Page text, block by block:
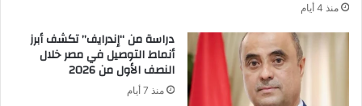
منذ 4 أيام
دراسة من “إندرايف” تكشف أبرز
أنماط التوصيل في مصر خلال
النصف الأول من 2026
منذ 7 أيام